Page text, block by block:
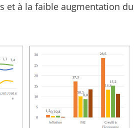
et à la faible augmentation du